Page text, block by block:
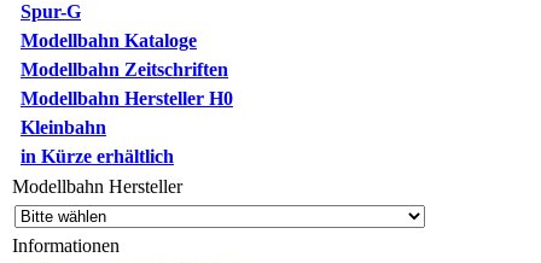
Spur-G
Modellbahn Kataloge
Modellbahn Zeitschriften
Modellbahn Hersteller H0
Kleinbahn
in Kürze erhältlich
Modellbahn Hersteller
Informationen